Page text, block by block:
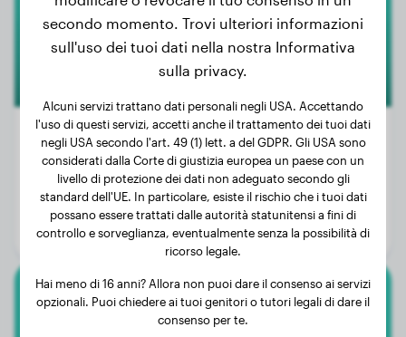
Peso:
27 kg
Età:
4 anni, 6 mesi
Genere:
Cane
Labrador Retriever
secondo momento. Trovi ulteriori informazioni
sull'uso dei tuoi dati nella nostra Informativa
sulla privacy.
Alcuni servizi trattano dati personali negli USA. Accettando
l'uso di questi servizi, accetti anche il trattamento dei tuoi dati
negli USA secondo l'art. 49 (1) lett. a del GDPR. Gli USA sono
considerati dalla Corte di giustizia europea un paese con un
livello di protezione dei dati non adeguato secondo gli
standard dell'UE. In particolare, esiste il rischio che i tuoi dati
possano essere trattati dalle autorità statunitensi a fini di
controllo e sorveglianza, eventualmente senza la possibilità di
ricorso legale.
Hai meno di 16 anni? Allora non puoi dare il consenso ai servizi
opzionali. Puoi chiedere ai tuoi genitori o tutori legali di dare il
consenso per te.